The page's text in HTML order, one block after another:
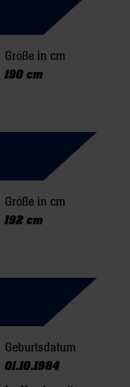
Größe in cm
190 cm
Größe in cm
192 cm
Geburtsdatum
01.10.1984